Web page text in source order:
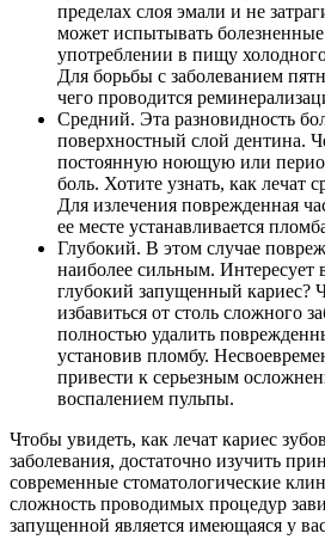
пределах слоя эмали и не
может испытывать
употреблении в пищу
Для борьбы с заболеванием
чего проводится
Средний. Эта разновидность
поверхностный слой дентина.
постоянную ноющую или
боль. Хотите узнать, как лечат
Для излечения поврежденная
ее месте устанавливается
Глубокий. В этом случае
наиболее сильным. Интересует
глубокий запущенный кариес?
избавиться от столь сложного
полностью удалить
установив пломбу.
привести к серьезным
воспалением пульпы.
Чтобы увидеть, как лечат кариес
заболевания, достаточно изучить
современные стоматологические
сложность проводимых процедур
запущенной является имеющаяся у